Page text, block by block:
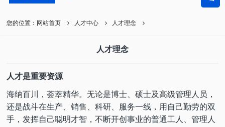
您的位置： 网站首页 人才中心 人才理念
人才理念
人才是重要资源
海纳百川，荟萃精华。无论是博士、硕士及高级管理人员，
还是战斗在生产、销售、科研、服务一线，用自己勤劳的双
手，发挥自己聪明才智，不断开创事业的普通工人、管理人